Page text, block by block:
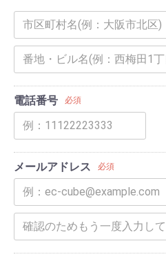
電話番号 必須
メールアドレス 必須